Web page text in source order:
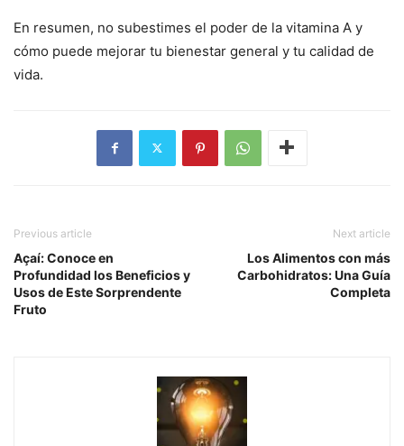
En resumen, no subestimes el poder de la vitamina A y
cómo puede mejorar tu bienestar general y tu calidad de
vida.
Previous article
Açaí: Conoce en
Profundidad los Beneficios y
Usos de Este Sorprendente
Fruto
Next article
Los Alimentos con más
Carbohidratos: Una Guía
Completa